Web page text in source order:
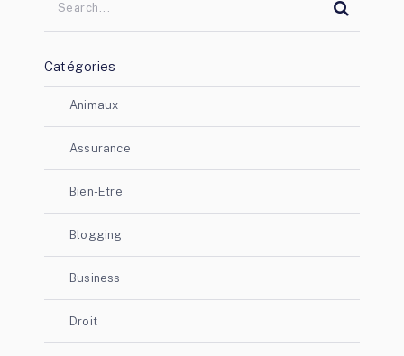
Catégories
Animaux
Assurance
Bien-Etre
Blogging
Business
Droit